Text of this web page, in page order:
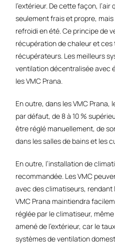
l’extérieur. De cette façon,
seulement frais et propre,
refroidi en été. Ce principe de
récupération de chaleur et ces
récupérateurs. Les meilleurs
ventilation décentralisée avec
les VMC Prana.
En outre, dans les VMC
par défaut, de 8 à 10 %
être réglé manuellement, de
dans les salles de bains et les
En outre, l’installation de
recommandée. Les VMC
avec des climatiseurs, rendant
VMC Prana maintiendra
réglée par le climatiseur,
amené de l’extérieur, car le
systèmes de ventilation